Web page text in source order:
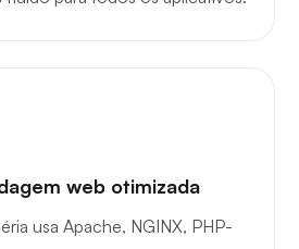
web otimizada
usa Apache, NGINX, PHP-